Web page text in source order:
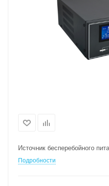
Источник бесперебойного
Подробности